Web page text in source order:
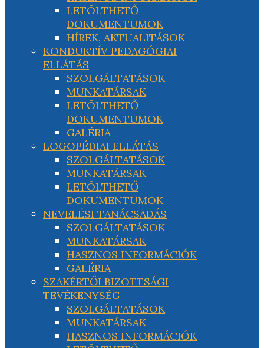
LETÖLTHETŐ
DOKUMENTUMOK
HÍREK, AKTUALITÁSOK
KONDUKTÍV PEDAGÓGIAI
ELLÁTÁS
SZOLGÁLTATÁSOK
MUNKATÁRSAK
LETÖLTHETŐ
DOKUMENTUMOK
GALÉRIA
LOGOPÉDIAI ELLÁTÁS
SZOLGÁLTATÁSOK
MUNKATÁRSAK
LETÖLTHETŐ
DOKUMENTUMOK
NEVELÉSI TANÁCSADÁS
SZOLGÁLTATÁSOK
MUNKATÁRSAK
HASZNOS INFORMÁCIÓK
GALÉRIA
SZAKÉRTŐI BIZOTTSÁGI
TEVÉKENYSÉG
SZOLGÁLTATÁSOK
MUNKATÁRSAK
HASZNOS INFORMÁCIÓK